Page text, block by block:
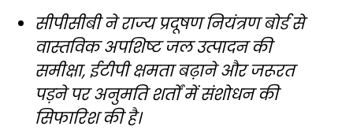
सीपीसीबी ने राज्य प्रदूषण नियंत्रण बोर्ड से
वास्तविक अपशिष्ट जल उत्पादन की
समीक्षा, ईटीपी क्षमता बढ़ाने और जरूरत
पड़ने पर अनुमति शर्तों में संशोधन की
सिफारिश की है।